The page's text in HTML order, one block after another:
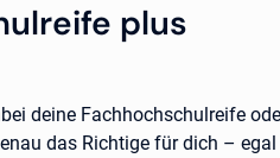
plus
deine Fachhochschulreife
das Richtige für dich – egal